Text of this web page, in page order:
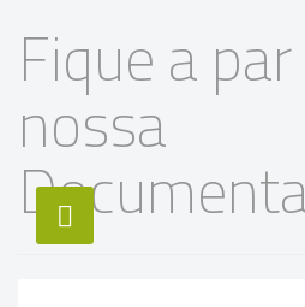
Fique a
nossa